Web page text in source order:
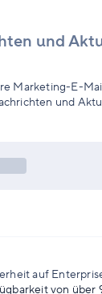
und
Marketing-E-
und
auf
von über